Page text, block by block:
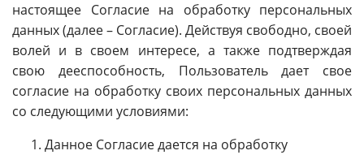
настоящее Согласие на обработку персональных
данных (далее – Согласие). Действуя свободно, своей
волей и в своем интересе, а также подтверждая
свою дееспособность, Пользователь дает свое
согласие на обработку своих персональных данных
со следующими условиями:
Данное Согласие дается на обработку